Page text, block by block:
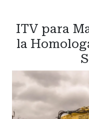
ITV para
la